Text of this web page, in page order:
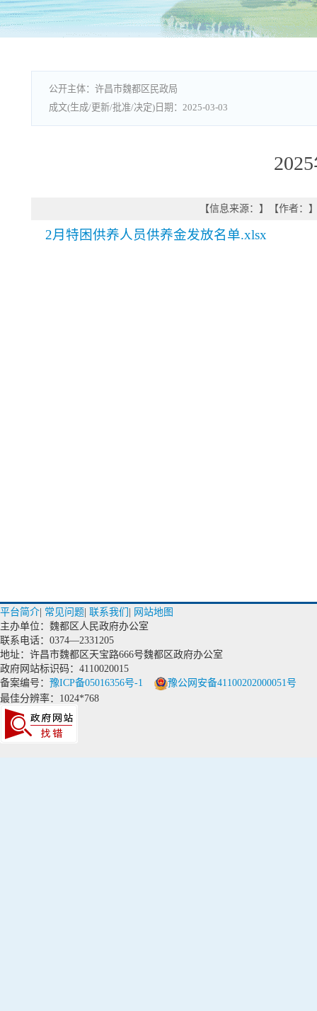
许昌市魏都区民政局
2025-03-03
【信息来源： 】 【作者：
2月特困供养人员供养金发放名单.xlsx
平台简介 常见问题 联系我们
网站地图
主办单位：魏都区人民政府办公室
联系电话：0374—2331205
地址：许昌市魏都区天宝路666号魏都区政府办公室
政府网站标识码：4110020015
备案编号： 豫ICP备05016356号-1
豫公网安备41100202000051号
最佳分辨率：1024*768